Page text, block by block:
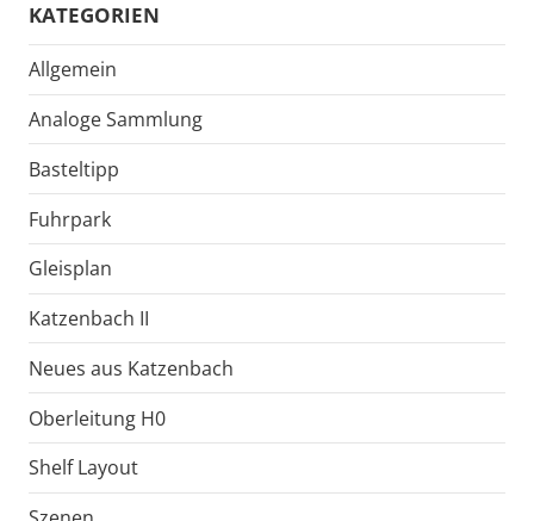
KATEGORIEN
Allgemein
Analoge Sammlung
Basteltipp
Fuhrpark
Gleisplan
Katzenbach II
Neues aus Katzenbach
Oberleitung H0
Shelf Layout